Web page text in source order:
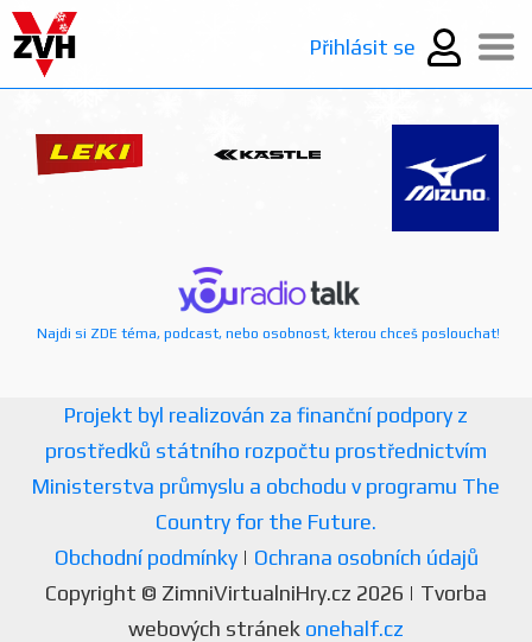
Přihlásit se
Najdi si ZDE téma, podcast, nebo osobnost, kterou chceš poslouchat!
Projekt byl realizován za finanční podpory z
prostředků státního rozpočtu prostřednictvím
Ministerstva průmyslu a obchodu v programu The
Country for the Future.
Obchodní podmínky| Ochrana osobních údajů
Copyright © ZimniVirtualniHry.cz 2026 | Tvorba
webových stránek onehalf.cz